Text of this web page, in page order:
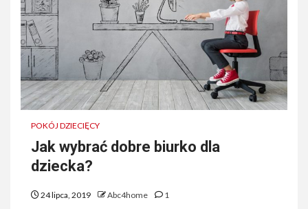
POKÓJ DZIECIĘCY
Jak wybrać dobre biurko dla
dziecka?
24 lipca, 2019 Abc4home 1